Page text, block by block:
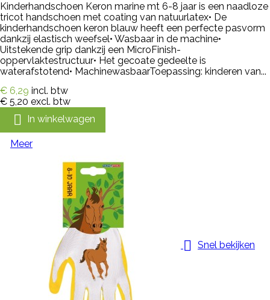
Kinderhandschoen Keron marine mt 6-8 jaar is een naadloze
tricot handschoen met coating van natuurlatex• De
kinderhandschoen keron blauw heeft een perfecte pasvorm
dankzij elastisch weefsel• Wasbaar in de machine•
Uitstekende grip dankzij een MicroFinish-
oppervlaktestructuur• Het gecoate gedeelte is
waterafstotend• MachinewasbaarToepassing: kinderen van...
€ 6,29 incl. btw
€ 5,20 excl. btw
 In winkelwagen
Meer
 Snel bekijken